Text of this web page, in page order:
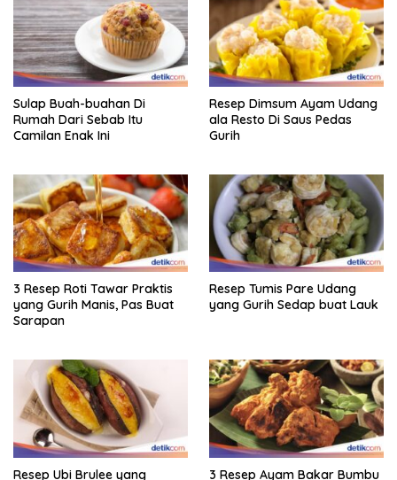
Sulap Buah-buahan Di
Rumah Dari Sebab Itu
Camilan Enak Ini
Resep Dimsum Ayam Udang
ala Resto Di Saus Pedas
Gurih
3 Resep Roti Tawar Praktis
yang Gurih Manis, Pas Buat
Sarapan
Resep Tumis Pare Udang
yang Gurih Sedap buat Lauk
Resep Ubi Brulee yang
3 Resep Ayam Bakar Bumbu